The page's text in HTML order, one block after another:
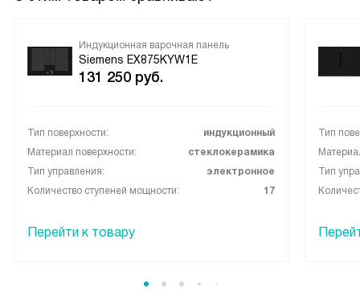
Индукционная варочная панель
Siemens EX875KYW1E
131 250 руб.
Тип поверхности:
индукционный
Материал поверхности:
стеклокерамика
Тип управления:
электронное
Количество ступеней мощности:
17
Перейти к товару
Тип
Тип